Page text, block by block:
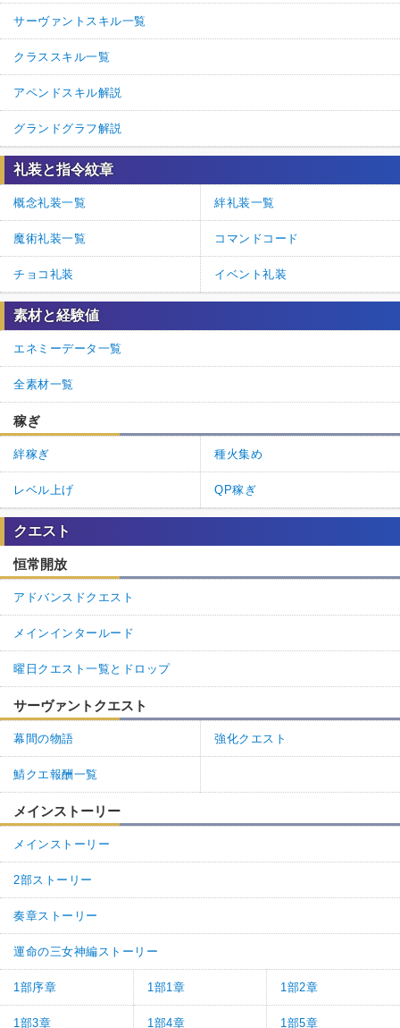
サーヴァントスキル一覧
クラススキル一覧
アペンドスキル解説
グランドグラフ解説
礼装と指令紋章
概念礼装一覧 絆礼装一覧
魔術礼装一覧 コマンドコード
チョコ礼装 イベント礼装
素材と経験値
エネミーデータ一覧
全素材一覧
稼ぎ
絆稼ぎ 種火集め
レベル上げ QP稼ぎ
クエスト
恒常開放
アドバンスドクエスト
メインインタールード
曜日クエスト一覧とドロップ
サーヴァントクエスト
幕間の物語 強化クエスト
鯖クエ報酬一覧
メインストーリー
メインストーリー
2部ストーリー
奏章ストーリー
運命の三女神編ストーリー
1部序章 1部1章 1部2章
1部3章 1部4章 1部5章